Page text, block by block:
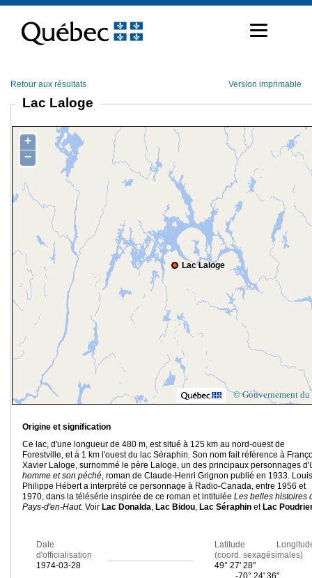
contenu
Retour aux résultats Version imprimable
Lac Laloge
Lac Laloge
+
−
© Gouvernement du
Origine et signification
Ce lac, d'une longueur de 480 m, est situé à 125 km au nord-ouest de
Forestville, et à 1 km l'ouest du lac Séraphin. Son nom fait référence à
Xavier Laloge, surnommé le père Laloge, un des principaux personnages d'
homme et son péché, roman de Claude-Henri Grignon publié en 1933.
Philippe Hébert a interprété ce personnage à Radio-Canada, entre 1956 et
1970, dans la télésérie inspirée de ce roman et intitulée Les belles histoires
Pays-d'en-Haut. Voir Lac Donalda, Lac Bidou, Lac Séraphin et Lac
Date
d'officialisation
1974-03-28
Latitude
(coord. sexagésimales)
49° 27' 28"
-70° 24' 36"